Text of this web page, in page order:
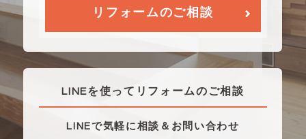
リフォームのご相談
LINEを使ってリフォームのご相談
LINEで気軽に相談＆お問い合わせ